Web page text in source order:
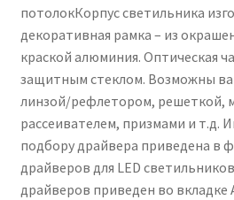
потолокКорпус светильника
декоративная рамка – из
краской алюминия. Оптическая
защитным стеклом. Возможны
линзой/рефлетором, решеткой,
рассеивателем, призмами и т.д.
подбору драйвера приведена в
драйверов для LED
драйверов приведен во вкладке